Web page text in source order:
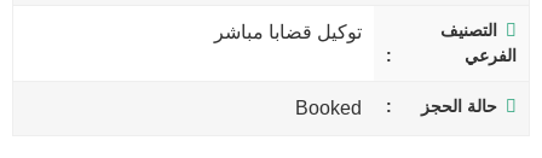
التصنيف
الفرعي
توكيل قضابا مباشر
حالة الحجز Booked